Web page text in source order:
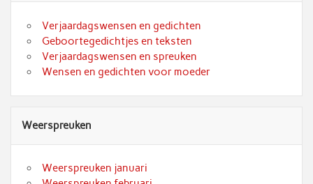
Verjaardagswensen en gedichten
Geboortegedichtjes en teksten
Verjaardagswensen en spreuken
Wensen en gedichten voor moeder
Weerspreuken
Weerspreuken januari